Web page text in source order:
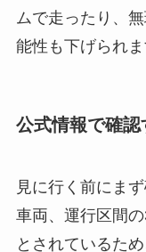
ムで走ったり、
能性も下げられま
公式情報で確認
見に行く前にま
車両、運行区間
とされているた